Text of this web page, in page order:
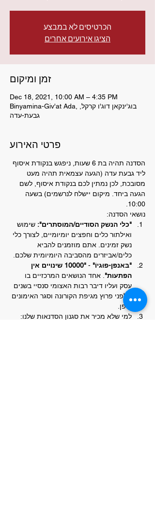
הכרטיסים לא במבצע
הציגו אירועים אחרים
זמן ומיקום
Dec 18, 2021, 10:00 AM – 4:35 PM
Binyamina-Giv'at Ada, בוג'ינקאן דוג'ו קרקל,
גבעת-עדה
פרטי האירוע
הסדנה תהיה בת 6 שעות, ניפגש בנקודת איסוף
ליד גבעת עדה (הגעה עצמאית תהיה מעט
מסובכת, לכן נמתין לכם בנקודת איסוף, לשם
הגעה ביחד. מיקום יישלח לנרשמים) בשעה
10:00.
נושאי הסדנה:
"כלי הנשק הסודיים/המוסתרים": שימוש
ואילתור כלים וחפצים יומיומיים, לצורך כלי
נשק זמינים. אתם מוזמנים להביא
כלים/אביזרים מהסביבה היומיומית שלכם.
"בּאנפּן-פוּגיוֹ" -
"10000 שינויים אין
הפתעות" . אחד הנושאים המרכזיים בו
עסק ועליו דיבר רבות האצומי סנסיי בשנים
שלפני פרוץ מגיפת הקורונה וסגר האימונים
ביפן.
למי שלא מכיר את סגנון הסדנאות שלנו: